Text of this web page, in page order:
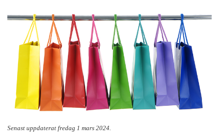
Senast uppdaterat fredag 1 mars 2024.